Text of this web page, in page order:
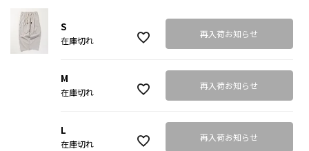
S
在庫切れ
再入荷お知らせ
M
在庫切れ
再入荷お知らせ
L
在庫切れ
再入荷お知らせ